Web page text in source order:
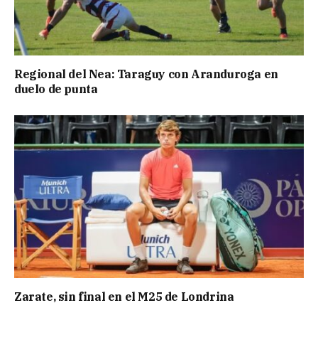
Regional del Nea: Taraguy con Aranduroga en
duelo de punta
Zarate, sin final en el M25 de Londrina